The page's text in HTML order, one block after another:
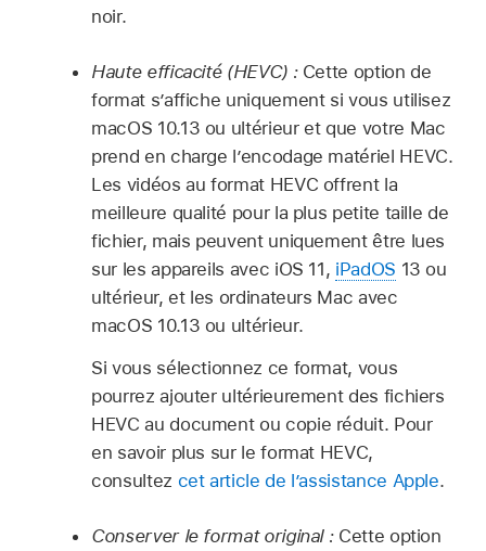
noir.
Haute efficacité (HEVC) : Cette option de
format s’affiche uniquement si vous utilisez
macOS 10.13 ou ultérieur et que votre Mac
prend en charge l’encodage matériel HEVC.
Les vidéos au format HEVC offrent la
meilleure qualité pour la plus petite taille de
fichier, mais peuvent uniquement être lues
sur les appareils avec iOS 11, iPadOS 13 ou
ultérieur, et les ordinateurs Mac avec
macOS 10.13 ou ultérieur.
Si vous sélectionnez ce format, vous
pourrez ajouter ultérieurement des fichiers
HEVC au document ou copie réduit. Pour
en savoir plus sur le format HEVC,
consultez cet article de l’assistance Apple.
Conserver le format original : Cette option